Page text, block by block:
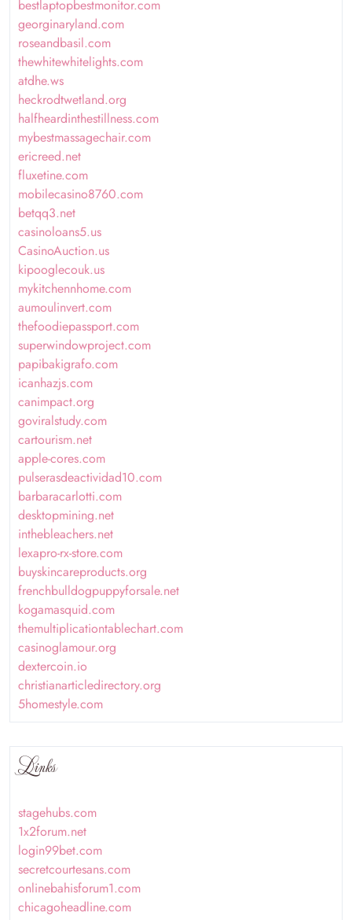
bestlaptopbestmonitor.com
georginaryland.com
roseandbasil.com
thewhitewhitelights.com
atdhe.ws
heckrodtwetland.org
halfheardinthestillness.com
mybestmassagechair.com
ericreed.net
fluxetine.com
mobilecasino8760.com
betqq3.net
casinoloans5.us
CasinoAuction.us
kipooglecouk.us
mykitchennhome.com
aumoulinvert.com
thefoodiepassport.com
superwindowproject.com
papibakigrafo.com
icanhazjs.com
canimpact.org
goviralstudy.com
cartourism.net
apple-cores.com
pulserasdeactividad10.com
barbaracarlotti.com
desktopmining.net
inthebleachers.net
lexapro-rx-store.com
buyskincareproducts.org
frenchbulldogpuppyforsale.net
kogamasquid.com
themultiplicationtablechart.com
casinoglamour.org
dextercoin.io
christianarticledirectory.org
5homestyle.com
Links
stagehubs.com
1x2forum.net
login99bet.com
secretcourtesans.com
onlinebahisforum1.com
chicagoheadline.com